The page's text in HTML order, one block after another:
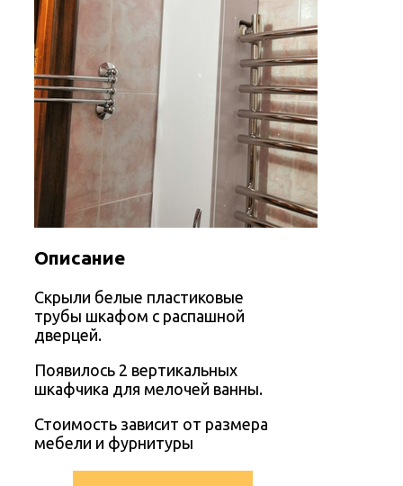
Описание
Скрыли белые пластиковые
трубы шкафом с распашной
дверцей.
Появилось 2 вертикальных
шкафчика для мелочей ванны.
Стоимость зависит от размера
мебели и фурнитуры